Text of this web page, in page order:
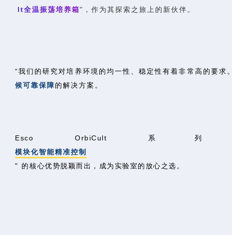
lt全温振荡培养箱"，作为其探索之旅上的新伙伴。
“我们的研究对培养环境的均一性、稳定性有着非常高的要
候可靠保障的解决方案。
Esco
模块化智能精准控制
" 的核心优势脱颖而出，成为实验室的放心之选。